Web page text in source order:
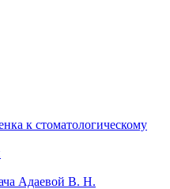
к стоматологическому
Адаевой В. Н.